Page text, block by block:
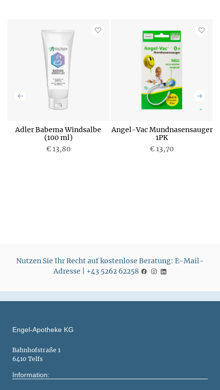
Adler Babema Windsalbe
(100 ml)
€ 13,80
Angel-Vac Mundnasensauger
1PK
€ 13,70
Nutzen Sie Ihr Recht auf kostenlose Beratung: E-Mail-
Adresse | +43 5262 62258
Engel-Apotheke KG
Bahnhofstraße 1
6410 Telfs
Information: